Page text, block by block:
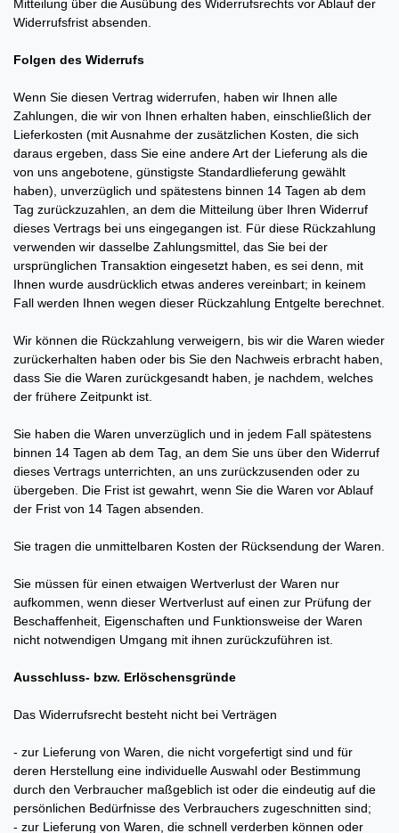
Mitteilung über die Ausübung des Widerrufsrechts vor Ablauf der
Widerrufsfrist absenden.
Folgen des Widerrufs
Wenn Sie diesen Vertrag widerrufen, haben wir Ihnen alle
Zahlungen, die wir von Ihnen erhalten haben, einschließlich der
Lieferkosten (mit Ausnahme der zusätzlichen Kosten, die sich
daraus ergeben, dass Sie eine andere Art der Lieferung als die
von uns angebotene, günstigste Standardlieferung gewählt
haben), unverzüglich und spätestens binnen 14 Tagen ab dem
Tag zurückzuzahlen, an dem die Mitteilung über Ihren Widerruf
dieses Vertrags bei uns eingegangen ist. Für diese Rückzahlung
verwenden wir dasselbe Zahlungsmittel, das Sie bei der
ursprünglichen Transaktion eingesetzt haben, es sei denn, mit
Ihnen wurde ausdrücklich etwas anderes vereinbart; in keinem
Fall werden Ihnen wegen dieser Rückzahlung Entgelte berechnet.
Wir können die Rückzahlung verweigern, bis wir die Waren wieder
zurückerhalten haben oder bis Sie den Nachweis erbracht haben,
dass Sie die Waren zurückgesandt haben, je nachdem, welches
der frühere Zeitpunkt ist.
Sie haben die Waren unverzüglich und in jedem Fall spätestens
binnen 14 Tagen ab dem Tag, an dem Sie uns über den Widerruf
dieses Vertrags unterrichten, an uns zurückzusenden oder zu
übergeben. Die Frist ist gewahrt, wenn Sie die Waren vor Ablauf
der Frist von 14 Tagen absenden.
Sie tragen die unmittelbaren Kosten der Rücksendung der Waren.
Sie müssen für einen etwaigen Wertverlust der Waren nur
aufkommen, wenn dieser Wertverlust auf einen zur Prüfung der
Beschaffenheit, Eigenschaften und Funktionsweise der Waren
nicht notwendigen Umgang mit ihnen zurückzuführen ist.
Ausschluss- bzw. Erlöschensgründe
Das Widerrufsrecht besteht nicht bei Verträgen
- zur Lieferung von Waren, die nicht vorgefertigt sind und für
deren Herstellung eine individuelle Auswahl oder Bestimmung
durch den Verbraucher maßgeblich ist oder die eindeutig auf die
persönlichen Bedürfnisse des Verbrauchers zugeschnitten sind;
- zur Lieferung von Waren, die schnell verderben können oder